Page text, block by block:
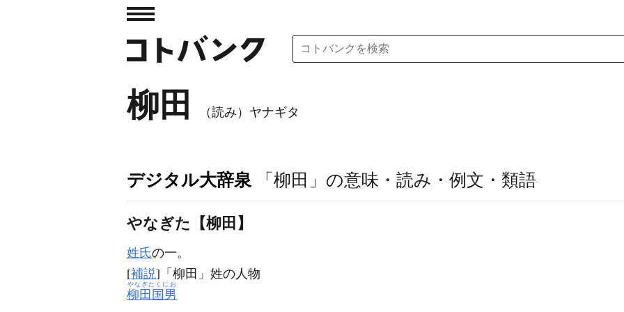
柳田 （読み）ヤナギタ
デジタル大辞泉 「柳田」の意味・読み・例文・類語
やなぎた【柳田】
姓氏の一。
[補説]「柳田」姓の人物
柳田国男
やなぎたくにお